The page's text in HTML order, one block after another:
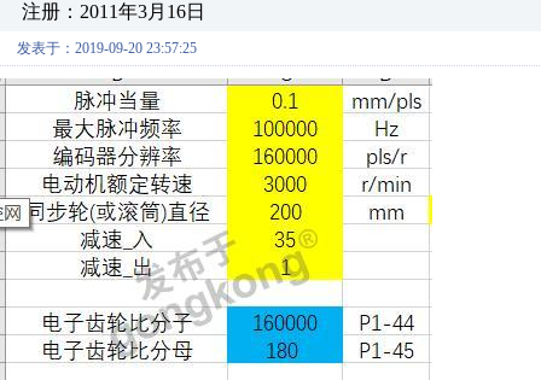
注册：2011年3月16日
发表于：2019-09-20 23:57:25